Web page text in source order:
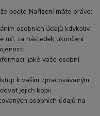
podle Nařízení máte právo:
osobních údajů kdykoliv
mít za následek ukončení
jaké vaše osobní
k vašim zpracovávaným
jejich kopii
osobních údajů na